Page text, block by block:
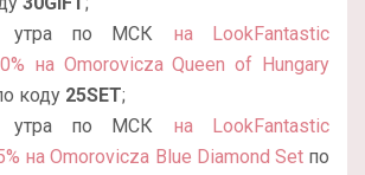
утра по МСК на LookFantastic
на Omorovicza Queen of Hungary
коду 25SET;
утра по МСК на LookFantastic
на Omorovicza Blue Diamond Setпо